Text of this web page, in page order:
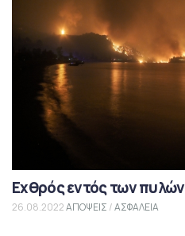
Εχθρός εντός των πυλών
26.08.2022ΑΠΟΨΕΙΣ /ΑΣΦΑΛΕΙΑ